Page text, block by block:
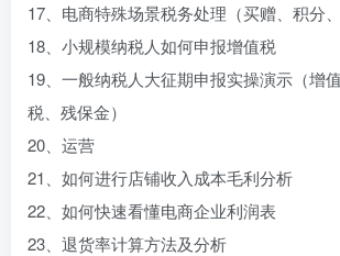
17、电商特殊场景税务处理（买赠、积分
18、小规模纳税人如何申报增值税
19、一般纳税人大征期申报实操演示（增
税、残保金）
20、运营
21、如何进行店铺收入成本毛利分析
22、如何快速看懂电商企业利润表
23、退货率计算方法及分析